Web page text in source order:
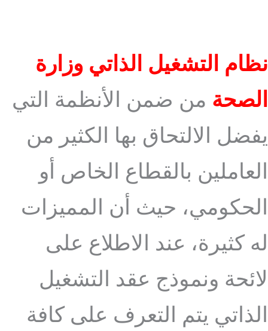
نظام التشغيل الذاتي وزارة
الصحة من ضمن الأنظمة التي
يفضل الالتحاق بها الكثير من
العاملين بالقطاع الخاص أو
الحكومي، حيث أن المميزات
له كثيرة، عند الاطلاع على
لائحة ونموذج عقد التشغيل
الذاتي يتم التعرف على كافة